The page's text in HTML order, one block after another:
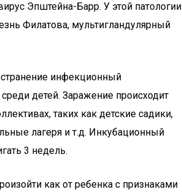
Эпштейна-Барр. У этой патологии
Филатова, мультигландулярный
инфекционный
детей. Заражение происходит
таких как детские садики,
лагеря и т.д. Инкубационный
3 недель.
как от ребенка с признаками